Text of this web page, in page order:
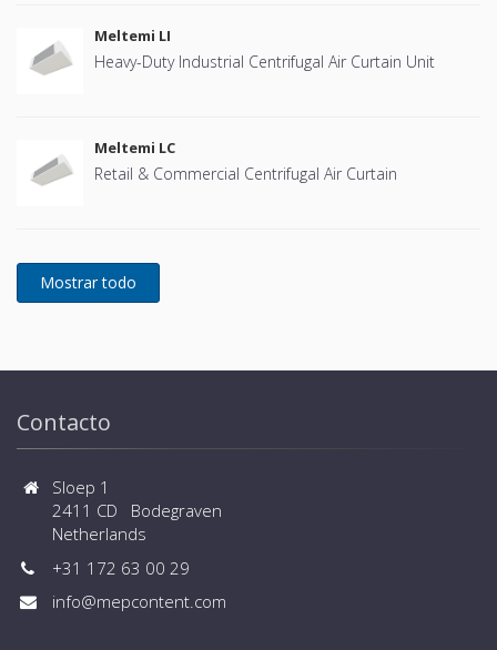
Meltemi LI
Heavy-Duty Industrial Centrifugal Air Curtain Unit
Meltemi LC
Retail & Commercial Centrifugal Air Curtain
Contacto
Sloep 1
2411 CD Bodegraven
Netherlands
+31 172 63 00 29
info@mepcontent.com